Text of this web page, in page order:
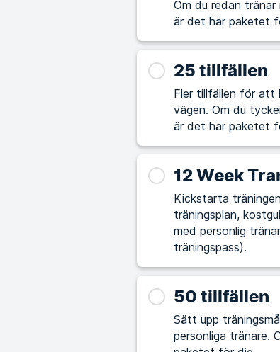
Om du redan tränar
är det här paketet
25 tillfällen
Fler tillfällen för att
vägen. Om du tycker att det är utmanande att själv lägga upp träningspass
är det här paketet
12 Week
Kickstarta
träningsplan,
med personlig
träningspass).
50 tillfällen
Sätt upp
personliga tränare. Om du vill ta din träning och hälsa till nästa nivå är det här